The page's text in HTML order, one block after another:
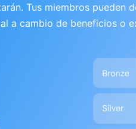
Tus miembros pueden
a cambio de beneficios o